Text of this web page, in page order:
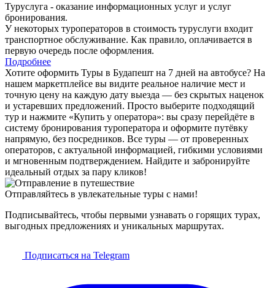
Туруслуга - оказание информационных услуг и услуг
бронирования.
У некоторых туроператоров в стоимость туруслуги входит
транспортное обслуживание. Как правило, оплачивается в
первую очередь после оформления.
Подробнее
Хотите оформить Туры в Будапешт на 7 дней на автобусе? На
нашем маркетплейсе вы видите реальное наличие мест и
точную цену на каждую дату выезда — без скрытых наценок
и устаревших предложений. Просто выберите подходящий
тур и нажмите «Купить у оператора»: вы сразу перейдёте в
систему бронирования туроператора и оформите путёвку
напрямую, без посредников. Все туры — от проверенных
операторов, с актуальной информацией, гибкими условиями
и мгновенным подтверждением. Найдите и забронируйте
идеальный отдых за пару кликов!
Отправляйтесь в увлекательные туры с нами!
Подписывайтесь, чтобы первыми узнавать о горящих турах,
выгодных предложениях и уникальных маршрутах.
Подписаться на Telegram